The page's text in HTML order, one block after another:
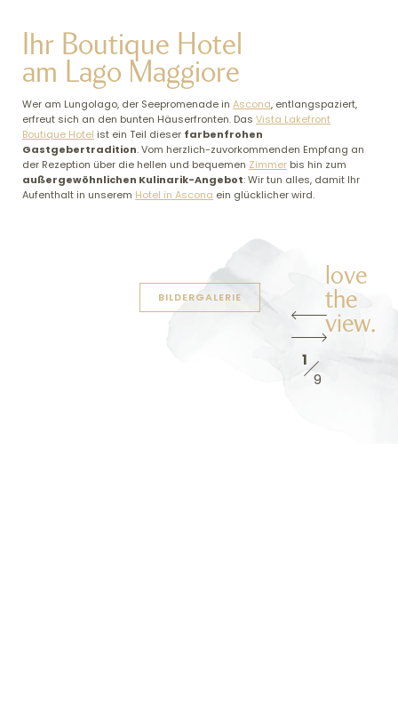
Ihr Boutique Hotel
am Lago Maggiore
Wer am Lungolago, der Seepromenade in Ascona, entlangspaziert,
erfreut sich an den bunten Häuserfronten. Das Vista Lakefront
Boutique Hotel ist ein Teil dieser farbenfrohen
Gastgebertradition. Vom herzlich-zuvorkommenden Empfang an
der Rezeption über die hellen und bequemen Zimmer bis hin zum
außergewöhnlichen Kulinarik-Angebot: Wir tun alles, damit Ihr
Aufenthalt in unserem Hotel in Ascona ein glücklicher wird.
BILDERGALERIE
love
the
view.
1
9